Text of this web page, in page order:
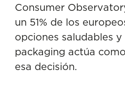
Consumer
un 51% de los
opciones saludables
packaging actúa
esa decisión.